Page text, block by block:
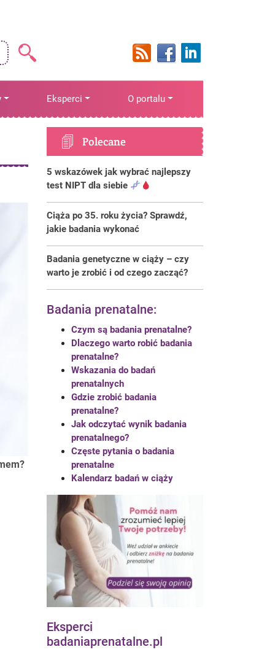
Eksperci O portalu
Polecane
5 wskazówek jak wybrać najlepszy
test NIPT dla siebie
Ciąża po 35. roku życia? Sprawdź,
jakie badania wykonać
Badania genetyczne w ciąży – czy
warto je zrobić i od czego zacząć?
Badania prenatalne:
Czym są badania prenatalne?
Dlaczego warto robić badania
prenatalne?
Wskazania do badań
prenatalnych
Gdzie zrobić badania
prenatalne?
Jak odczytać wynik badania
prenatalnego?
Częste pytania o badania
prenatalne
Kalendarz badań w ciąży
Eksperci
badaniaprenatalne.pl